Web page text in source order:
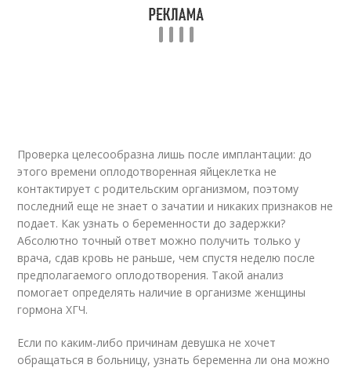
Проверка целесообразна лишь после имплантации: до
этого времени оплодотворенная яйцеклетка не
контактирует с родительским организмом, поэтому
последний еще не знает о зачатии и никаких признаков не
подает. Как узнать о беременности до задержки?
Абсолютно точный ответ можно получить только у
врача, сдав кровь не раньше, чем спустя неделю после
предполагаемого оплодотворения. Такой анализ
помогает определять наличие в организме женщины
гормона ХГЧ.
Если по каким-либо причинам девушка не хочет
обращаться в больницу, узнать беременна ли она можно